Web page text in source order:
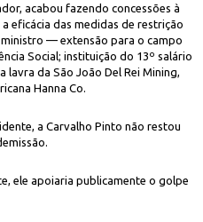
acabou fazendo concessões à
eficácia das medidas de restrição
ministro — extensão para o campo
Social; instituição do 13º salário
lavra da São João Del Rei Mining,
Hanna Co.
a Carvalho Pinto não restou
ele apoiaria publicamente o golpe